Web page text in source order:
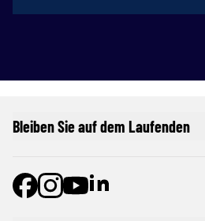
Bleiben Sie auf dem Laufenden